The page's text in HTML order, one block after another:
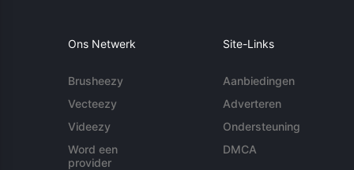
Ons Netwerk
Brusheezy
Vecteezy
Videezy
Word een
provider
Site-Links
Aanbiedingen
Adverteren
Ondersteuning
DMCA